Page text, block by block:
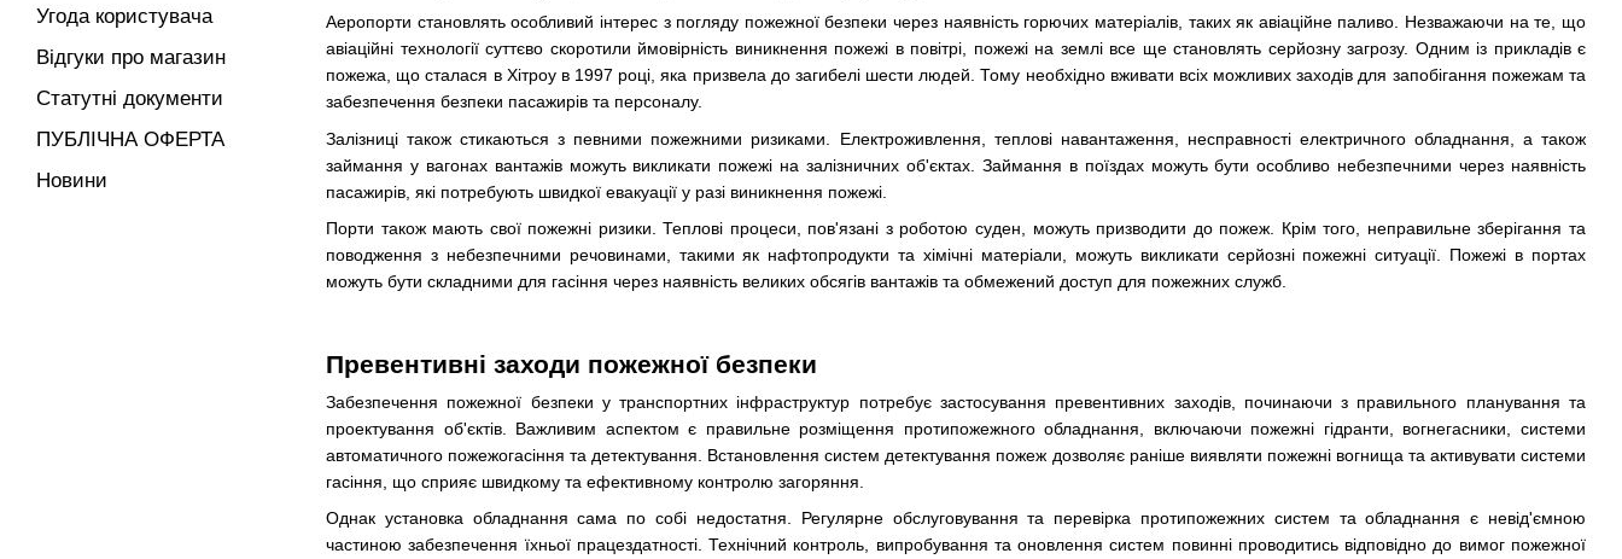
Аеропорти становлять особливий інтерес з погляду пожежної безпеки через наявність горючих матеріалів, таких як авіаційне паливо. Незважаючи на те, що
авіаційні технології суттєво скоротили ймовірність виникнення пожежі в повітрі, пожежі на землі все ще становлять серйозну загрозу. Одним із прикладів є
пожежа, що сталася в Хітроу в 1997 році, яка призвела до загибелі шести людей. Тому необхідно вживати всіх можливих заходів для запобігання пожежам та
забезпечення безпеки пасажирів та персоналу.
Залізниці також стикаються з певними пожежними ризиками. Електроживлення, теплові навантаження, несправності електричного обладнання, а також
займання у вагонах вантажів можуть викликати пожежі на залізничних об'єктах. Займання в поїздах можуть бути особливо небезпечними через наявність
пасажирів, які потребують швидкої евакуації у разі виникнення пожежі.
Порти також мають свої пожежні ризики. Теплові процеси, пов'язані з роботою суден, можуть призводити до пожеж. Крім того, неправильне зберігання та
поводження з небезпечними речовинами, такими як нафтопродукти та хімічні матеріали, можуть викликати серйозні пожежні ситуації. Пожежі в портах
можуть бути складними для гасіння через наявність великих обсягів вантажів та обмежений доступ для пожежних служб.
Превентивні заходи пожежної безпеки
Забезпечення пожежної безпеки у транспортних інфраструктур потребує застосування превентивних заходів, починаючи з правильного планування та
проектування об'єктів. Важливим аспектом є правильне розміщення протипожежного обладнання, включаючи пожежні гідранти, вогнегасники, системи
автоматичного пожежогасіння та детектування. Встановлення систем детектування пожеж дозволяє раніше виявляти пожежні вогнища та активувати системи
гасіння, що сприяє швидкому та ефективному контролю загоряння.
Однак установка обладнання сама по собі недостатня. Регулярне обслуговування та перевірка протипожежних систем та обладнання є невід'ємною
частиною забезпечення їхньої працездатності. Технічний контроль, випробування та оновлення систем повинні проводитись відповідно до вимог пожежної
Угода користувача
Відгуки про магазин
Статутні документи
ПУБЛІЧНА ОФЕРТА
Новини